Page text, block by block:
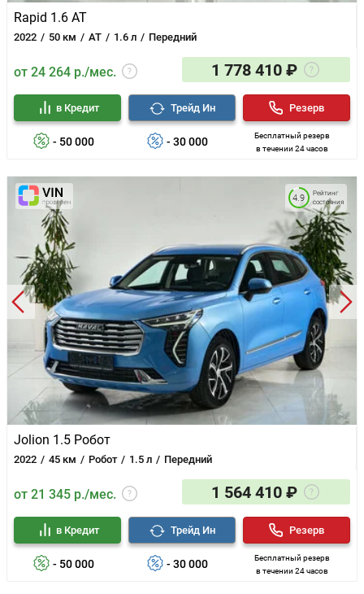
Rapid 1.6 AT
2022 50 км AT 1.6 л Передний
от 24 264 р./мес. 1 778 410 ₽
- 50 000
в Кредит
- 30 000
Трейд Ин
Бесплатный резерв
в течении 24 часов
Резерв
Jolion 1.5 Робот
2022 45 км Робот 1.5 л Передний
Рейтинг
состояния
4.9
от 21 345 р./мес. 1 564 410 ₽
- 50 000
в Кредит
- 30 000
Трейд Ин
Бесплатный резерв
в течении 24 часов
Резерв